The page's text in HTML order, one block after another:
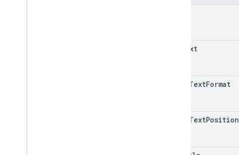
Text
TextFormat
TextPosition